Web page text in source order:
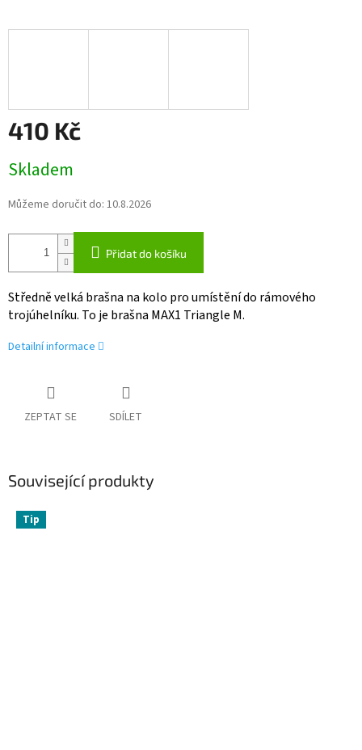
410 Kč
cena:
Skladem
Můžeme doručit do: 10.8.2026
Přidat do košíku
Středně velká brašna na kolo pro umístění do rámového
trojúhelníku. To je brašna MAX1 Triangle M.
Detailní informace
ZEPTAT SE SDÍLET
Související produkty
Tip